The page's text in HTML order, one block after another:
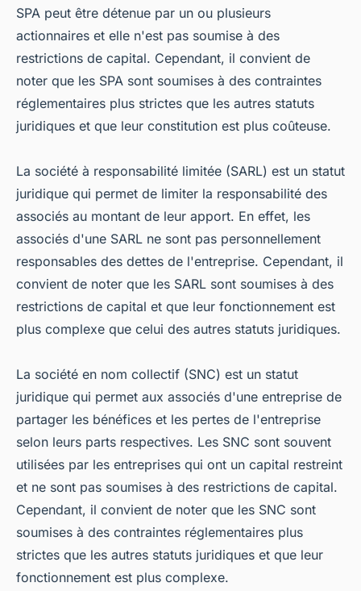
SPA peut être détenue par un ou plusieurs
actionnaires et elle n'est pas soumise à des
restrictions de capital. Cependant, il convient de
noter que les SPA sont soumises à des contraintes
réglementaires plus strictes que les autres statuts
juridiques et que leur constitution est plus coûteuse.
La société à responsabilité limitée (SARL) est un statut
juridique qui permet de limiter la responsabilité des
associés au montant de leur apport. En effet, les
associés d'une SARL ne sont pas personnellement
responsables des dettes de l'entreprise. Cependant, il
convient de noter que les SARL sont soumises à des
restrictions de capital et que leur fonctionnement est
plus complexe que celui des autres statuts juridiques.
La société en nom collectif (SNC) est un statut
juridique qui permet aux associés d'une entreprise de
partager les bénéfices et les pertes de l'entreprise
selon leurs parts respectives. Les SNC sont souvent
utilisées par les entreprises qui ont un capital restreint
et ne sont pas soumises à des restrictions de capital.
Cependant, il convient de noter que les SNC sont
soumises à des contraintes réglementaires plus
strictes que les autres statuts juridiques et que leur
fonctionnement est plus complexe.